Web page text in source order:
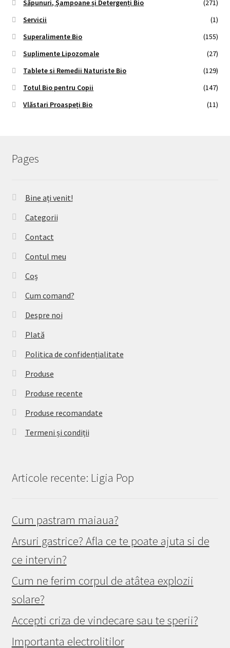
Săpunuri, Șampoane și Detergenți Bio
(271)
Servicii
(1)
Superalimente Bio
(155)
Suplimente Lipozomale
(27)
Tablete si Remedii Naturiste Bio
(129)
Totul Bio pentru Copii
(147)
Vlăstari Proaspeți Bio
(11)
Pages
Bine ați venit!
Categorii
Contact
Contul meu
Coș
Cum comand?
Despre noi
Plată
Politica de confidențialitate
Produse
Produse recente
Produse recomandate
Termeni și condiții
Articole recente: Ligia Pop
Cum pastram maiaua?
Arsuri gastrice? Afla ce te poate ajuta si de
ce intervin?
Cum ne ferim corpul de atâtea explozii
solare?
Accepti criza de vindecare sau te sperii?
Importanta electrolitilor